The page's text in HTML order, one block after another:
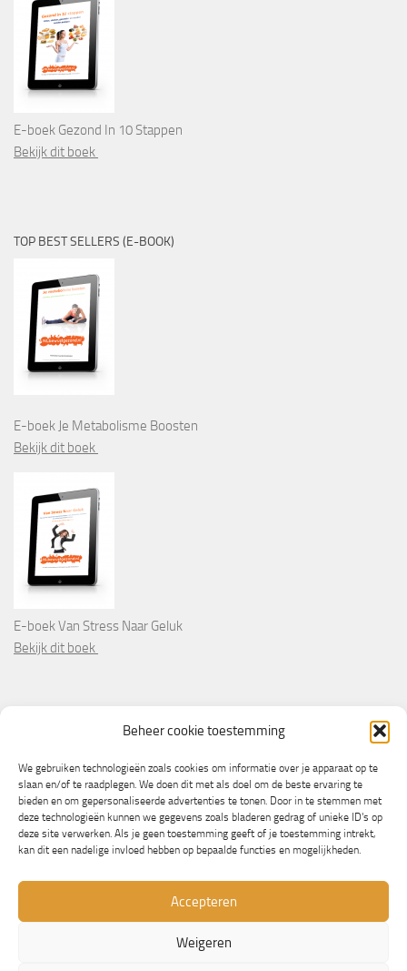
Beheer cookie toestemming
We gebruiken technologieën zoals cookies om informatie over je apparaat op te
slaan en/of te raadplegen. We doen dit met als doel om de beste ervaring te
bieden en om gepersonaliseerde advertenties te tonen. Door in te stemmen met
deze technologieën kunnen we gegevens zoals bladeren gedrag of unieke ID's op
deze site verwerken. Als je geen toestemming geeft of je toestemming intrekt,
kan dit een nadelige invloed hebben op bepaalde functies en mogelijkheden.
Accepteren
Weigeren
E-boek Gezond In 10 Stappen
Bekijk dit boek
TOP BEST SELLERS (E-BOOK)
E-boek Je Metabolisme Boosten
Bekijk dit boek
E-boek Van Stress Naar Geluk
Bekijk dit boek